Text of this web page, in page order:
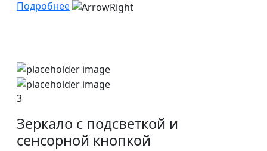
Подробнее
3
Зеркало с подсветкой и
сенсорной кнопкой